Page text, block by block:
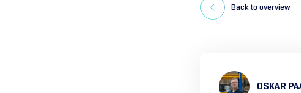
Back to overview
OSKAR